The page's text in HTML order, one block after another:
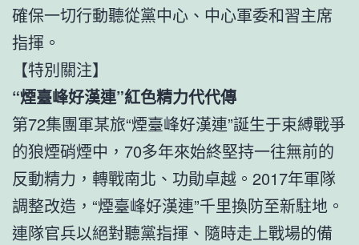
確保一切行動聽從黨中心、中心軍委和習主席
指揮。
【特別關注】
“煙臺峰好漢連”紅色精力代代傳
第72集團軍某旅“煙臺峰好漢連”誕生于束縛戰爭
的狼煙硝煙中，70多年來始終堅持一往無前的
反動精力，轉戰南北、功勛卓越。2017年軍隊
調整改造，“煙臺峰好漢連”千里換防至新駐地。
連隊官兵以絕對聽黨指揮、隨時走上戰場的備